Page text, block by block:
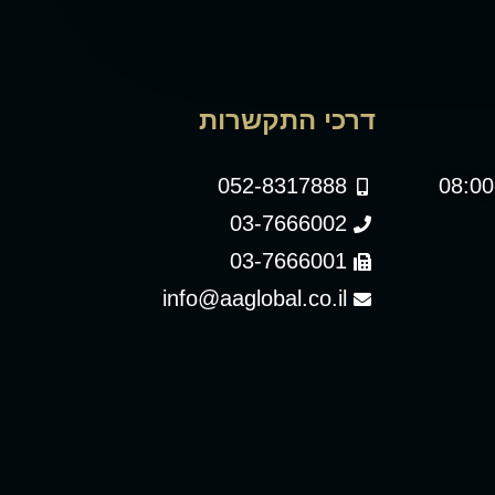
דרכי התקשרות
052-8317888
03-7666002
03-7666001
info@aaglobal.co.il